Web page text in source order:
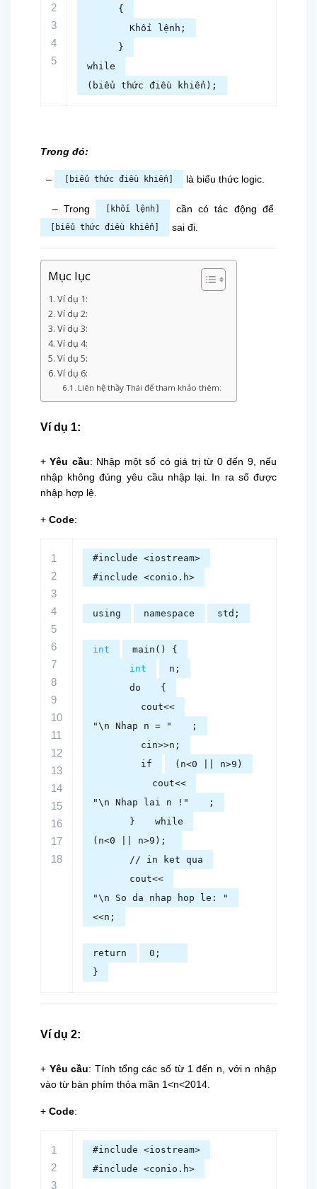
2
3
4
5
{
Khối lệnh;
}
while
(biểu thức điều khiển);
Trong đó:
– [biểu thức điều khiển] là biểu thức logic.
– Trong [khối lệnh] cần có tác động để
[biểu thức điều khiển] sai đi.
Mục lục
Ví dụ 1:
Ví dụ 2:
Ví dụ 3:
Ví dụ 4:
Ví dụ 5:
Ví dụ 6:
Liên hệ thầy Thái để tham khảo thêm:
Ví dụ 1:
+Yêu cầu: Nhập một số có giá trị từ 0 đến 9, nếu
nhập không đúng yêu cầu nhập lại. In ra số được
nhập hợp lệ.
+ Code:
1
2
3
4
5
6
7
8
9
10
11
12
13
14
15
16
17
18
#include <iostream>
#include <conio.h>
using namespace std;
int
main() {
int
n;
do
{
cout<<
"\n Nhap n = "
;
cin>>n;
if
(n<0 || n>9)
cout<<
"\n Nhap lai n !"
;
}
while
(n<0 || n>9);
// in ket qua
cout<<
"\n So da nhap hop le: "
<<n;
return
0;
}
Ví dụ 2:
+ Yêu cầu: Tính tổng các số từ 1 đến n, với n nhập
vào từ bàn phím thỏa mãn 1<n<2014.
+ Code:
1
2
3
#include <iostream>
#include <conio.h>